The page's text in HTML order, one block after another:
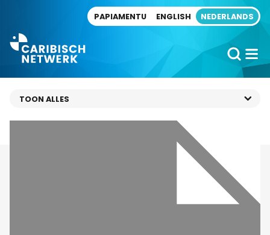
PAPIAMENTU ENGLISH NEDERLANDS